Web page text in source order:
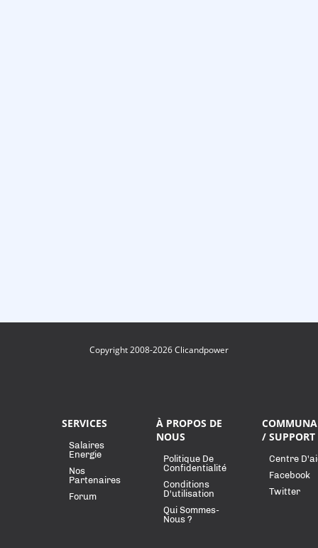
Copyright 2008-2026 Clicandpower
SERVICES
Salaires
Energie
Nos
Partenaires
Forum
À PROPOS DE
NOUS
Politique De
Confidentialité
Conditions
D'utilisation
Qui Sommes-
Nous ?
/ SUPPORT
Centre
Facebook
Twitter